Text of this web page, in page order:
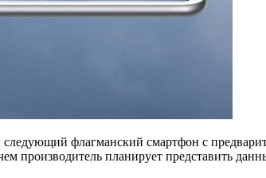
следующий флагманский смартфон с
производитель планирует представить